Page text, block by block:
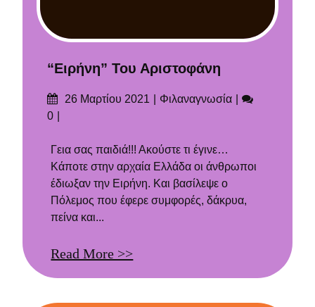
“Ειρήνη” Του Αριστοφάνη
Δημοσιεύτηκε
στις
26 Μαρτίου 2021 Categories
Φιλαναγνωσία
0
Γεια σας παιδιά!!! Ακούστε τι έγινε…
Κάποτε στην αρχαία Ελλάδα οι άνθρωποι
έδιωξαν την Ειρήνη. Και βασίλεψε ο
Πόλεμος που έφερε συμφορές, δάκρυα,
πείνα και...
Read More >>